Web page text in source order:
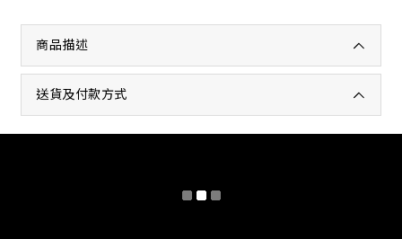
商品描述
送貨及付款方式